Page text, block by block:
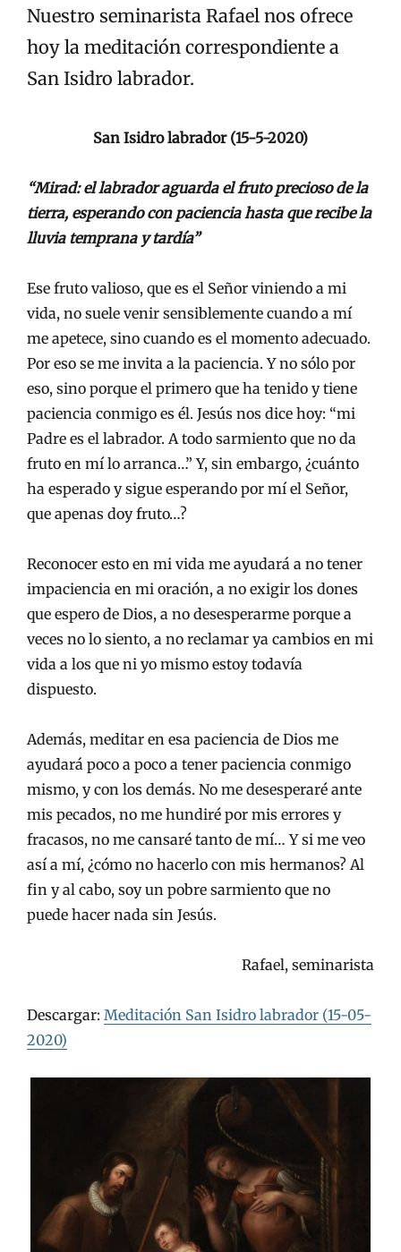
Nuestro seminarista Rafael nos ofrece
hoy la meditación correspondiente a
San Isidro labrador.
San Isidro labrador (15-5-2020)
“Mirad: el labrador aguarda el fruto precioso de la
tierra, esperando con paciencia hasta que recibe la
lluvia temprana y tardía”
Ese fruto valioso, que es el Señor viniendo a mi
vida, no suele venir sensiblemente cuando a mí
me apetece, sino cuando es el momento adecuado.
Por eso se me invita a la paciencia. Y no sólo por
eso, sino porque el primero que ha tenido y tiene
paciencia conmigo es él. Jesús nos dice hoy: “mi
Padre es el labrador. A todo sarmiento que no da
fruto en mí lo arranca…” Y, sin embargo, ¿cuánto
ha esperado y sigue esperando por mí el Señor,
que apenas doy fruto…?
Reconocer esto en mi vida me ayudará a no tener
impaciencia en mi oración, a no exigir los dones
que espero de Dios, a no desesperarme porque a
veces no lo siento, a no reclamar ya cambios en mi
vida a los que ni yo mismo estoy todavía
dispuesto.
Además, meditar en esa paciencia de Dios me
ayudará poco a poco a tener paciencia conmigo
mismo, y con los demás. No me desesperaré ante
mis pecados, no me hundiré por mis errores y
fracasos, no me cansaré tanto de mí… Y si me veo
así a mí, ¿cómo no hacerlo con mis hermanos? Al
fin y al cabo, soy un pobre sarmiento que no
puede hacer nada sin Jesús.
Rafael, seminarista
Descargar: Meditación San Isidro labrador (15-05-
2020)